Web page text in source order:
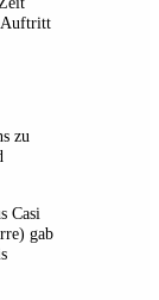
Auftritt
zu
Casi
gab